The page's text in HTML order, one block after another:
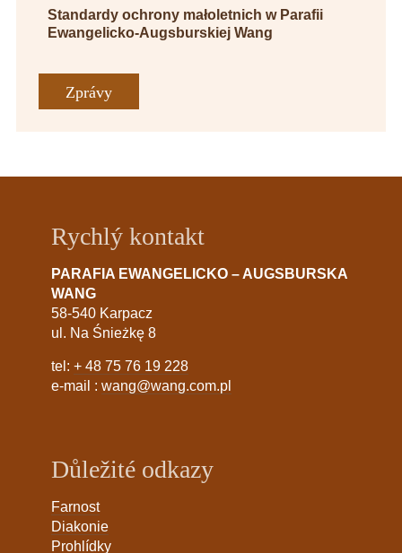
Standardy ochrony małoletnich w Parafii
Ewangelicko-Augsburskiej Wang
Zprávy
Rychlý kontakt
PARAFIA EWANGELICKO – AUGSBURSKA
WANG
58-540 Karpacz
ul. Na Śnieżkę 8
tel: + 48 75 76 19 228
e-mail : wang@wang.com.pl
Důležité odkazy
Farnost
Diakonie
Prohlídky